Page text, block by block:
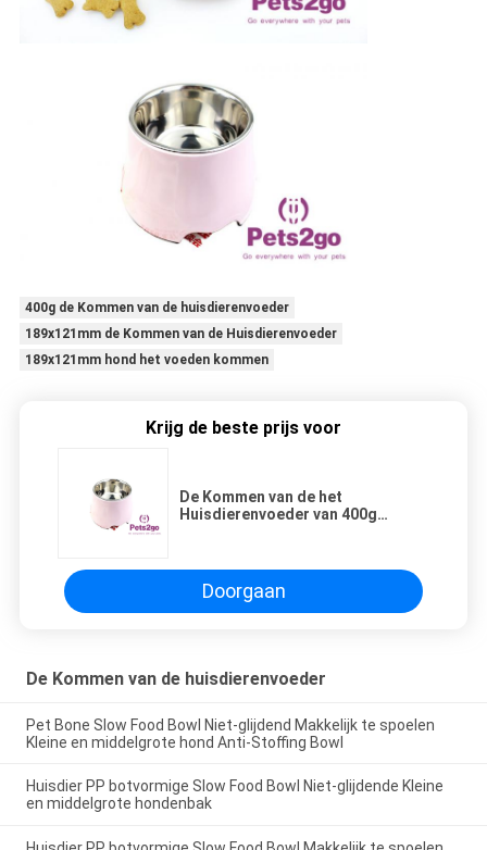
400g de Kommen van de huisdierenvoeder
189x121mm de Kommen van de Huisdierenvoeder
189x121mm hond het voeden kommen
Krijg de beste prijs voor
De Kommen van de het
Huisdierenvoeder van 400g
Doorgaan
De Kommen van de huisdierenvoeder
Pet Bone Slow Food Bowl Niet-glijdend Makkelijk te spoelen
Kleine en middelgrote hond Anti-Stoffing Bowl
Huisdier PP botvormige Slow Food Bowl Niet-glijdende Kleine
en middelgrote hondenbak